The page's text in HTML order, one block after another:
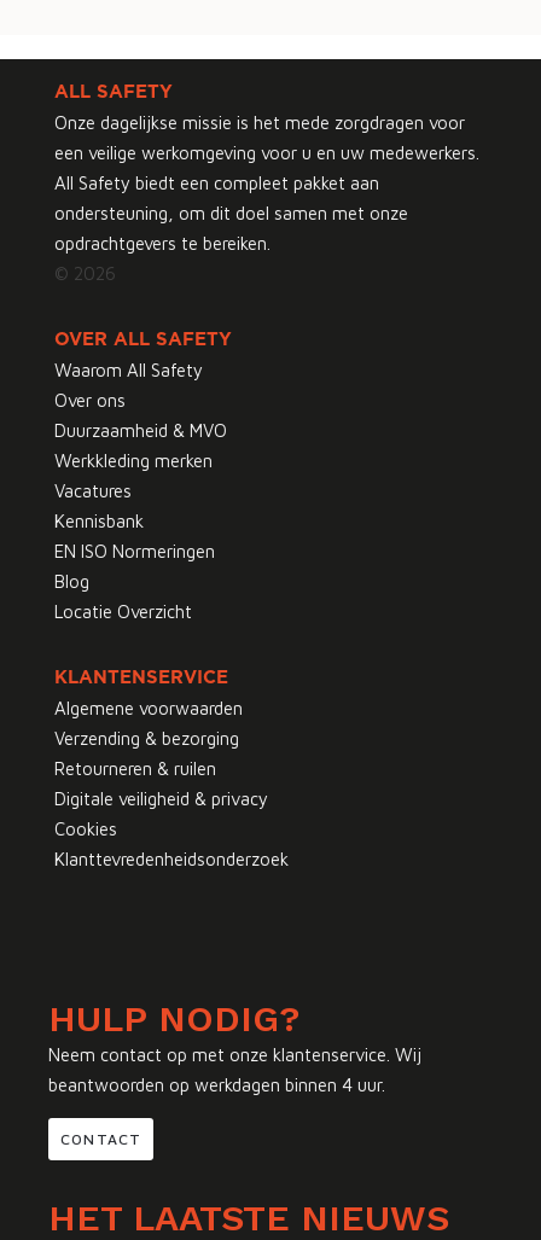
ALL SAFETY
Onze dagelijkse missie is het mede zorgdragen voor
een veilige werkomgeving voor u en uw medewerkers.
All Safety biedt een compleet pakket aan
ondersteuning, om dit doel samen met onze
opdrachtgevers te bereiken.
© 2026
OVER ALL SAFETY
Waarom All Safety
Over ons
Duurzaamheid & MVO
Werkkleding merken
Vacatures
Kennisbank
EN ISO Normeringen
Blog
Locatie Overzicht
KLANTENSERVICE
Algemene voorwaarden
Verzending & bezorging
Retourneren & ruilen
Digitale veiligheid & privacy
Cookies
Klanttevredenheidsonderzoek
HULP NODIG?
Neem contact op met onze klantenservice. Wij
beantwoorden op werkdagen binnen 4 uur.
CONTACT
HET LAATSTE NIEUWS